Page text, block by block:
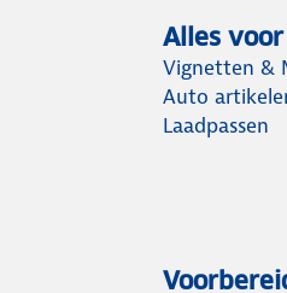
Alles
Vignetten &
Auto
Laadpassen